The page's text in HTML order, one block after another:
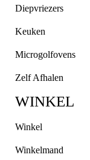
Diepvriezers
Keuken
Microgolfovens
Zelf Afhalen
WINKEL
Winkel
Winkelmand